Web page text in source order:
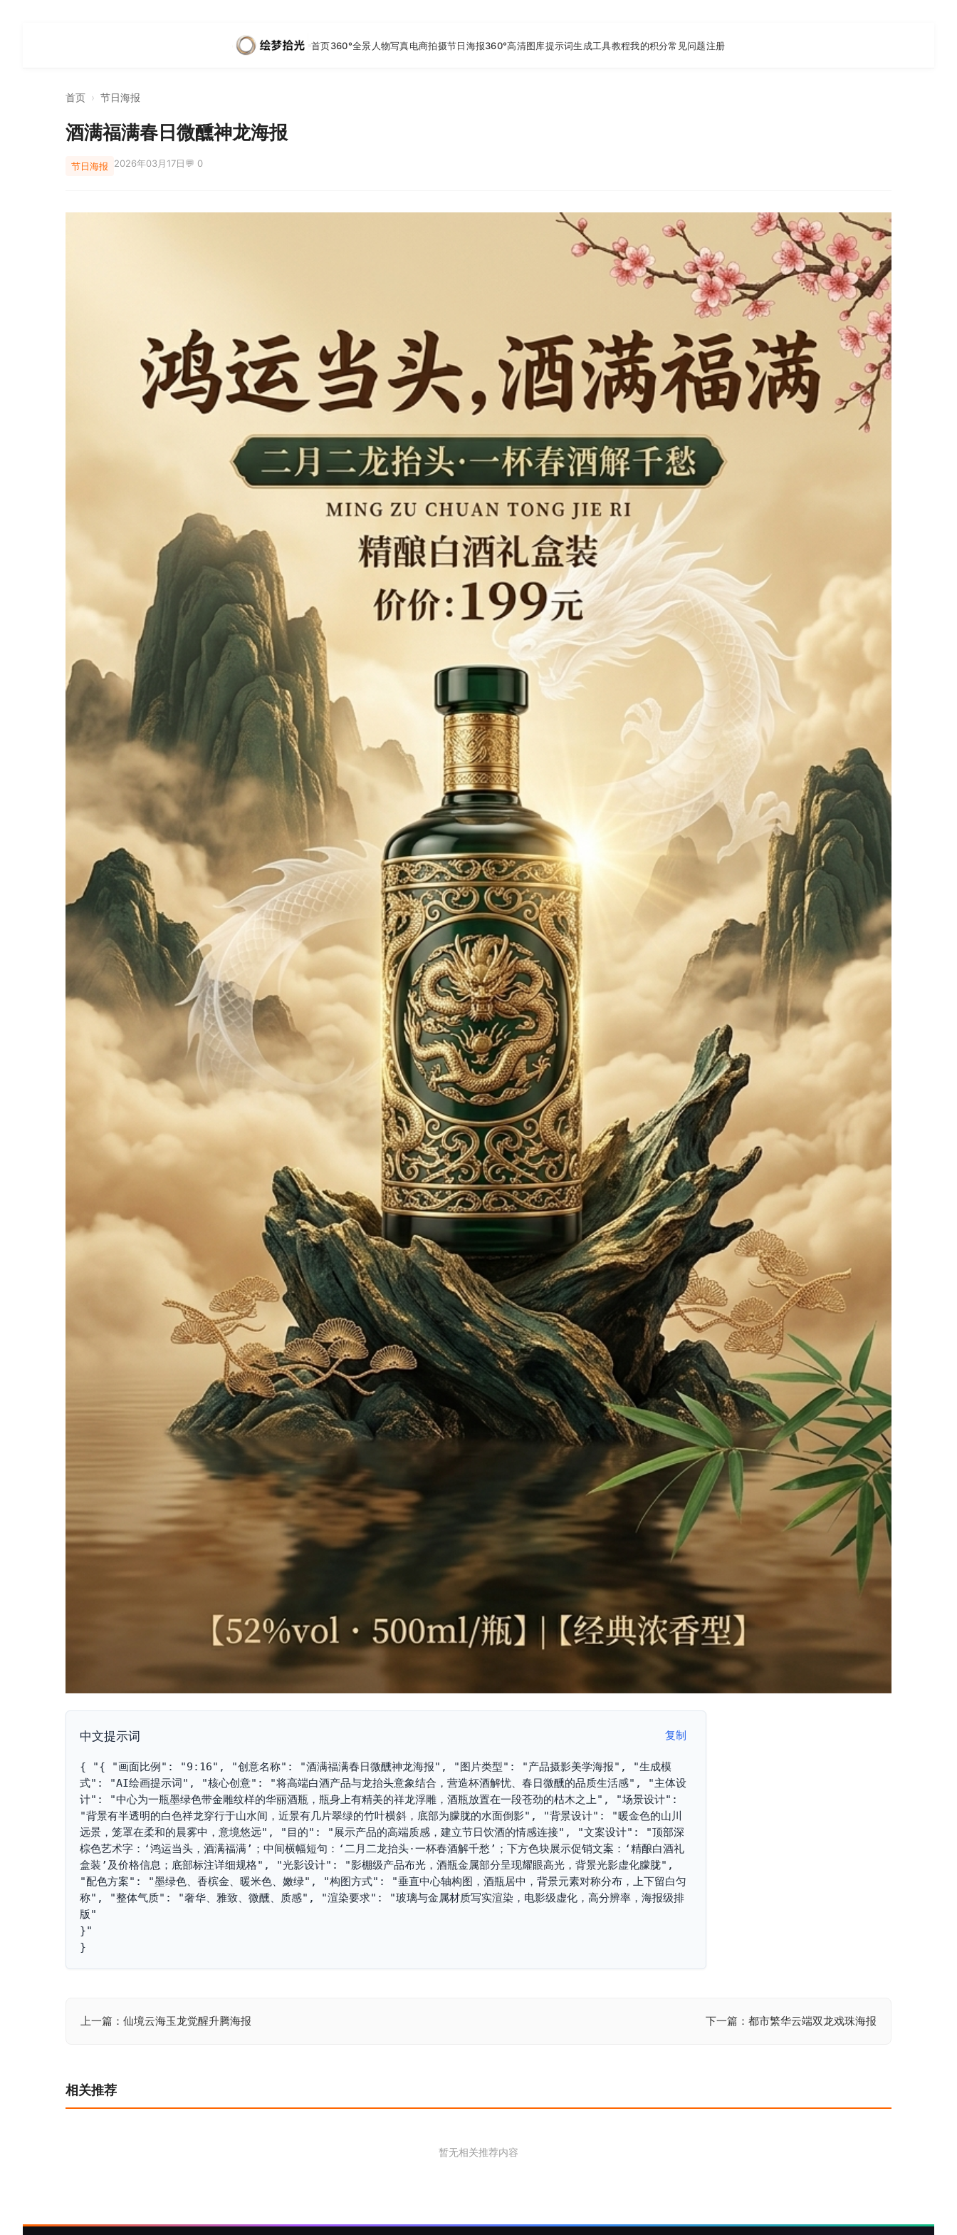
首页360°全景 人物写真电商拍摄节日海报360°高清图库提示词生成工具教程我的积分常见问题注册
首页 › 节日海报
酒满福满春日微醺神龙海报
节日海报 2026年03月17日💬 0
中文提示词 复制
{ "{ "画面比例": "9:16", "创意名称": "酒满福满春日微醺神龙海报", "图片类型": "产品摄影美学海报", "生成模
式": "AI绘画提示词", "核心创意": "将高端白酒产品与龙抬头意象结合，营造杯酒解忧、春日微醺的品质生活感", "主体设
计": "中心为一瓶墨绿色带金雕纹样的华丽酒瓶，瓶身上有精美的祥龙浮雕，酒瓶放置在一段苍劲的枯木之上", "场景设计":
"背景有半透明的白色祥龙穿行于山水间，近景有几片翠绿的竹叶横斜，底部为朦胧的水面倒影", "背景设计": "暖金色的山川
远景，笼罩在柔和的晨雾中，意境悠远", "目的": "展示产品的高端质感，建立节日饮酒的情感连接", "文案设计": "顶部深
棕色艺术字：‘鸿运当头，酒满福满’；中间横幅短句：‘二月二龙抬头·一杯春酒解千愁’；下方色块展示促销文案：‘精酿白酒礼
盒装’及价格信息；底部标注详细规格", "光影设计": "影棚级产品布光，酒瓶金属部分呈现耀眼高光，背景光影虚化朦胧",
"配色方案": "墨绿色、香槟金、暖米色、嫩绿", "构图方式": "垂直中心轴构图，酒瓶居中，背景元素对称分布，上下留白匀
称", "整体气质": "奢华、雅致、微醺、质感", "渲染要求": "玻璃与金属材质写实渲染，电影级虚化，高分辨率，海报级排
版"
}"
}
文
航
上一篇：仙境云海玉龙觉醒升腾海报 下一篇：都市繁华云端双龙戏珠海报
相关推荐
暂无相关推荐内容